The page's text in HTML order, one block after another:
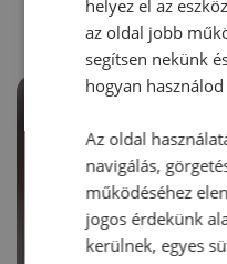
helyez el az
az oldal jobb
segítsen nekünk
hogyan
Az oldal
navigálás,
működéséhez
jogos érdekünk
kerülnek, egyes